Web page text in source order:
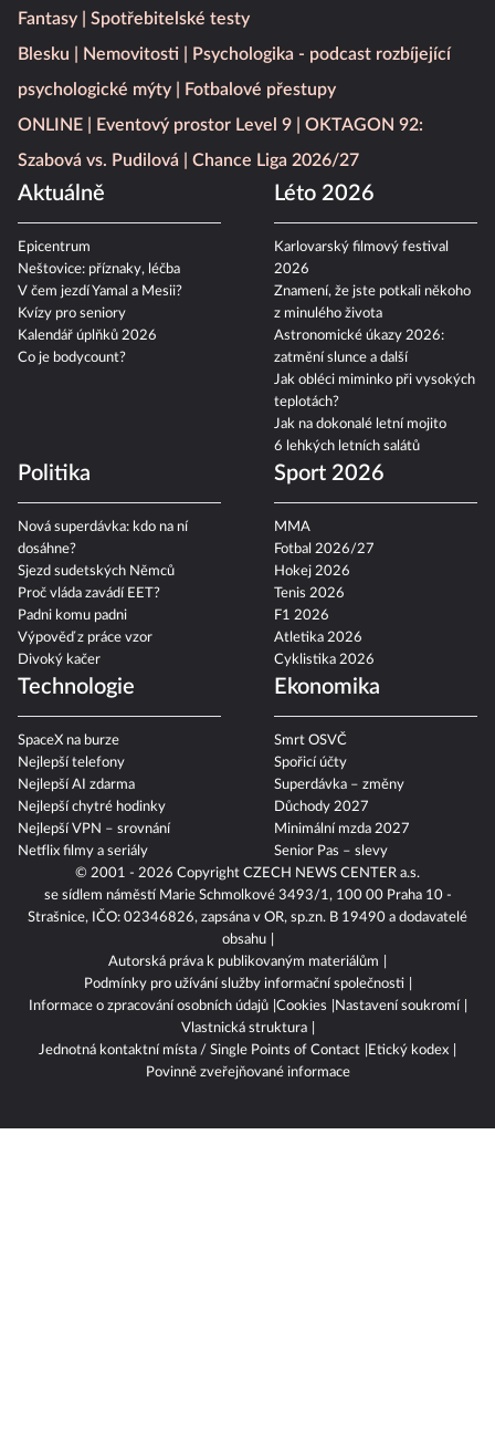
© 2001 - 2026 CopyrightCZECH NEWS CENTER a.s.
se sídlem náměstí Marie Schmolkové 3493/1, 100 00 Praha 10 -
Strašnice, IČO: 02346826, zapsána v OR, sp.zn. B 19490 a dodavatelé
obsahu
Autorská práva k publikovaným materiálům
Podmínky pro užívání služby informační společnosti
Informace o zpracování osobních údajů Cookies
Vlastnická struktura
Jednotná kontaktní místa / Single Points of Contact
Epicentrum
Neštovice: příznaky, léčba
V čem jezdí Yamal a Mesii?
Kvízy pro seniory
Kalendář úplňků 2026
Karlovarský filmový festival
2026
Znamení, že jste potkali někoho
z minulého života
Astronomické úkazy 2026:
zatmění slunce a další
Jak obléci miminko při vysokých
teplotách?
Jak na dokonalé letní mojito
6 lehkých letních salátů
Nová superdávka: kdo na ní
dosáhne?
Sjezd sudetských Němců
Proč vláda zavádí EET?
Padni komu padni
Výpověď z práce vzor
Divoký kačer
Sport 2026
MMA
Fotbal 2026/27
Hokej 2026
Tenis 2026
F1 2026
Atletika 2026
Cyklistika 2026
Technologie
SpaceX na burze
Nejlepší telefony
Nejlepší AI zdarma
Nejlepší chytré hodinky
Nejlepší VPN – srovnání
Netflix filmy a seriály
Smrt OSVČ
Spořicí účty
Superdávka – změny
Důchody 2027
Minimální mzda 2027
Senior Pas – slevy